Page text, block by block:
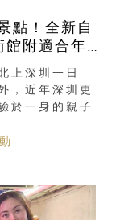
點！全新自
館附適合年
上深圳一日
，近年深圳更
於一身的親子